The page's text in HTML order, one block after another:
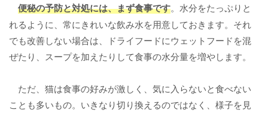
便秘の予防と対処には、まず食事です。水分をたっぷりと
れるように、常にきれいな飲み水を用意しておきます。それ
でも改善しない場合は、ドライフードにウェットフードを混
ぜたり、スープを加えたりして食事の水分量を増やします。
ただ、猫は食事の好みが激しく、気に入らないと食べない
ことも多いもの。いきなり切り換えるのではなく、様子を見